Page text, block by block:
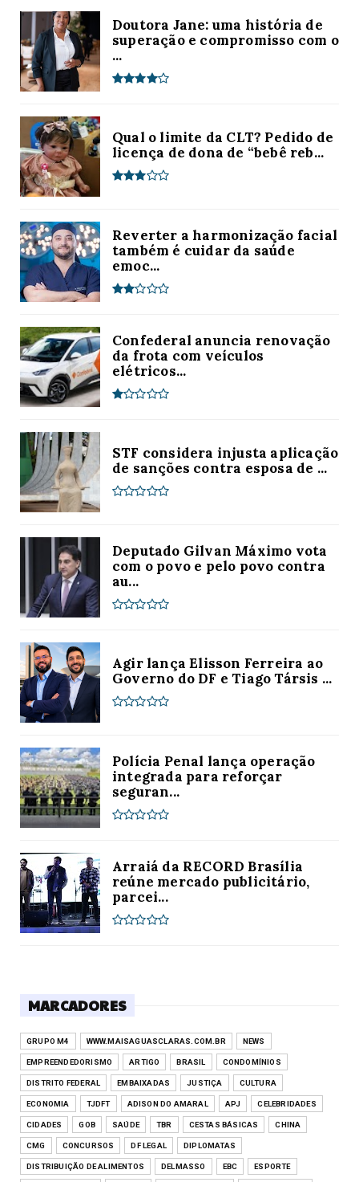
Doutora Jane: uma história de
superação e compromisso com o
...
Qual o limite da CLT? Pedido de
licença de dona de “bebê reb...
Reverter a harmonização facial
também é cuidar da saúde
emoc...
Confederal anuncia renovação
da frota com veículos
elétricos...
STF considera injusta aplicação
de sanções contra esposa de ...
Deputado Gilvan Máximo vota
com o povo e pelo povo contra
au...
Agir lança Elisson Ferreira ao
Governo do DF e Tiago Társis ...
Polícia Penal lança operação
integrada para reforçar
seguran...
Arraiá da RECORD Brasília
reúne mercado publicitário,
parcei...
MARCADORES
GRUPO M4 WWW.MAISAGUASCLARAS.COM.BR NEWS
EMPREENDEDORISMO ARTIGO BRASIL CONDOMÍNIOS
DISTRITO FEDERAL EMBAIXADAS JUSTIÇA CULTURA
ECONOMIA TJDFT ADISON DO AMARAL APJ CELEBRIDADES
CIDADES GOB SAÚDE TBR CESTAS BÁSICAS CHINA
CMG CONCURSOS DF LEGAL DIPLOMATAS
DISTRIBUIÇÃO DE ALIMENTOS DELMASSO EBC ESPORTE